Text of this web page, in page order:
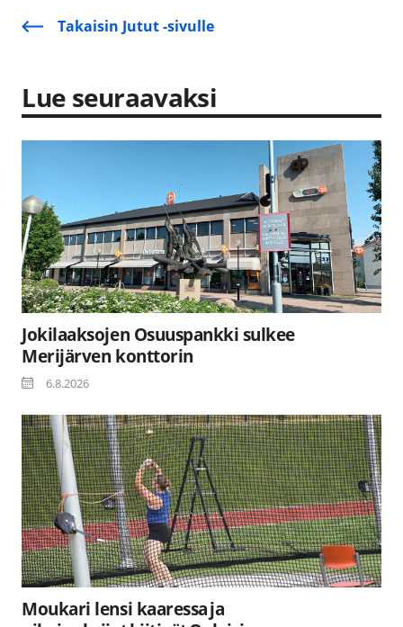
Takaisin Jutut -sivulle
Lue seuraavaksi
Jokilaaksojen Osuuspankki sulkee
Merijärven konttorin
6.8.2026
Moukari lensi kaaressa ja